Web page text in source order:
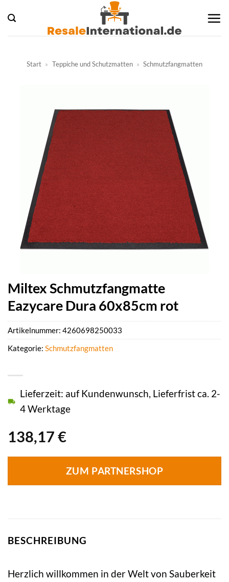
Inhalt
springen
Start » Teppiche und Schutzmatten » Schmutzfangmatten
Miltex Schmutzfangmatte
Eazycare Dura 60x85cm rot
138,17 €
Lieferzeit: auf Kundenwunsch, Lieferfrist ca. 2-
4 Werktage
ZUM PARTNERSHOP
Artikelnummer: 4260698250033
Kategorie: Schmutzfangmatten
BESCHREIBUNG
Herzlich willkommen in der Welt von Sauberkeit